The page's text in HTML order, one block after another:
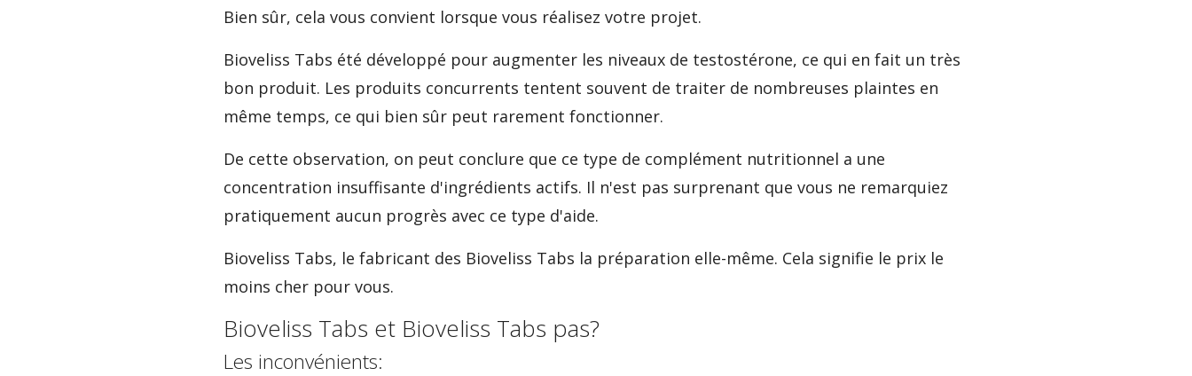
Bien sûr, cela vous convient lorsque vous réalisez votre projet.
Bioveliss Tabs été développé pour augmenter les niveaux de testostérone, ce qui en fait un très
bon produit. Les produits concurrents tentent souvent de traiter de nombreuses plaintes en
même temps, ce qui bien sûr peut rarement fonctionner.
De cette observation, on peut conclure que ce type de complément nutritionnel a une
concentration insuffisante d'ingrédients actifs. Il n'est pas surprenant que vous ne remarquiez
pratiquement aucun progrès avec ce type d'aide.
Bioveliss Tabs, le fabricant des Bioveliss Tabs la préparation elle-même. Cela signifie le prix le
moins cher pour vous.
Bioveliss Tabs et Bioveliss Tabs pas?
Les inconvénients: